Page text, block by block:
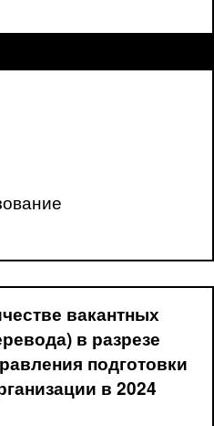
вакантных
в разрезе
подготовки
в 2024